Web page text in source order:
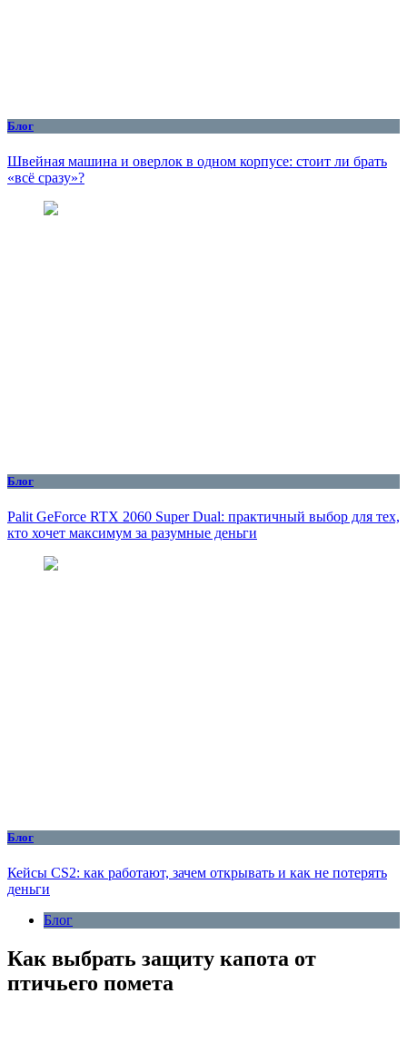
Блог
Швейная машина и оверлок в одном корпусе: стоит ли брать
«всё сразу»?
Блог
Palit GeForce RTX 2060 Super Dual: практичный выбор для тех,
кто хочет максимум за разумные деньги
Блог
Кейсы CS2: как работают, зачем открывать и как не потерять
деньги
Блог
Как выбрать защиту капота от
птичьего помета